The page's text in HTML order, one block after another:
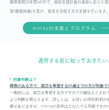
標準期間(2年間)の中で、個別支援計画の進捗に応じた
習(職場体験)を受け、就労を目指す方の支援を行います。
merayの支援とプログラム
通所する前に知っておきたい
1 . 対象年齢は？
障害のある方で、就労を希望する65歳までの方が対象で
一般的には、就労を希望する方ですので18歳以上とされ
より判断が異なります。詳しくは、お住いの市区町村の
要がありますが、merayの見学はどなたでも可能ですの